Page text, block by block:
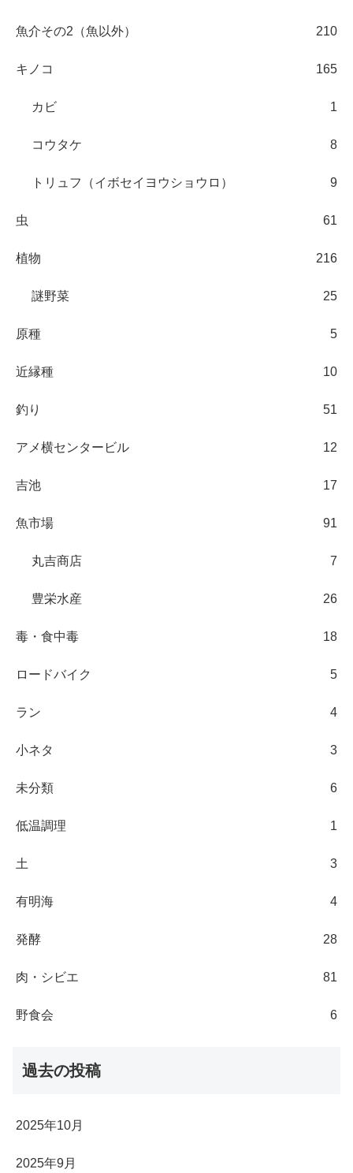
魚介その2（魚以外） 210
キノコ 165
カビ 1
コウタケ 8
トリュフ（イボセイヨウショウロ） 9
虫 61
植物 216
謎野菜 25
原種 5
近縁種 10
釣り 51
アメ横センタービル 12
吉池 17
魚市場 91
丸吉商店 7
豊栄水産 26
毒・食中毒 18
ロードバイク 5
ラン 4
小ネタ 3
未分類 6
低温調理 1
土 3
有明海 4
発酵 28
肉・シビエ 81
野食会 6
過去の投稿
2025年10月
2025年9月